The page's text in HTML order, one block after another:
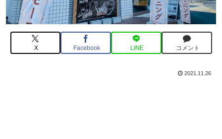
X Facebook LINE コメント
2021.11.26